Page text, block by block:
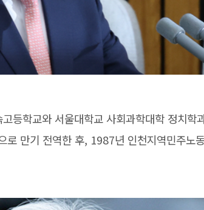
등학교와 서울대학교 사회과학대학 정치
로 만기 전역한 후, 1987년 인천지역민주노